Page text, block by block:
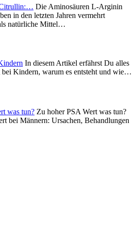
Die Aminosäuren L-Arginin
in den letzten Jahren vermehrt
natürliche Mittel…
In diesem Artikel erfährst Du alles
Kindern, warum es entsteht und wie…
was tun? Zu hoher PSA Wert was tun?
bei Männern: Ursachen, Behandlungen